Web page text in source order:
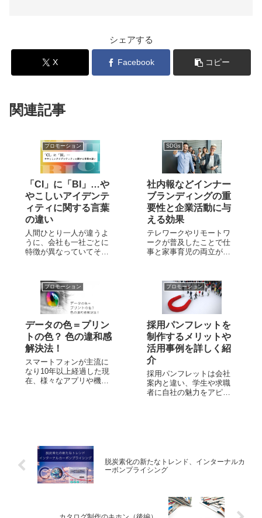
シェアする
X Facebook コピー
関連記事
プロモーション
「CI」に「BI」…や
やこしいアイデンテ
ィティに関する言葉
の違い
人間ひとり一人が違うよ
うに、会社も一社ごとに
特徴が異なっていてそれ
サービスだけでなく将来
のビジョンや歴史、風土
など会社のアイデンティ
ティは様々な要素が組み
ます。 そんな会社...
SDGs
社内報などインナー
ブランディングの重
要性と企業活動に与
える効果
テレワークやリモートワ
ークが普及したことで仕
事と家事育児の両立が容
コミュニケーションが疎
遠になって業務の連携な
どに支障が出るなどのデ
メリットも見られます。
連携を行う上でヘル...
プロモーション
データの色＝プリン
トの色？ 色の違和感
解決法！
スマートフォンが主流に
なり10年以上経過した現
在、様々なアプリや機能
そして、データを「プリ
ントしたい！」と思...
プロモーション
採用パンフレットを
制作するメリットや
活用事例を詳しく紹
介
採用パンフレットは会社
案内と違い、学生や求職
者に自社の魅力をアピー
作成するうえで、どのよ
うな点に気をつければ...
脱炭素化の新たなトレンド、インターナルカ
ーボンプライシング